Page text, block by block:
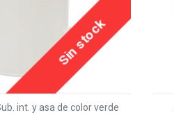
Sin stock
int. y asa de color verde